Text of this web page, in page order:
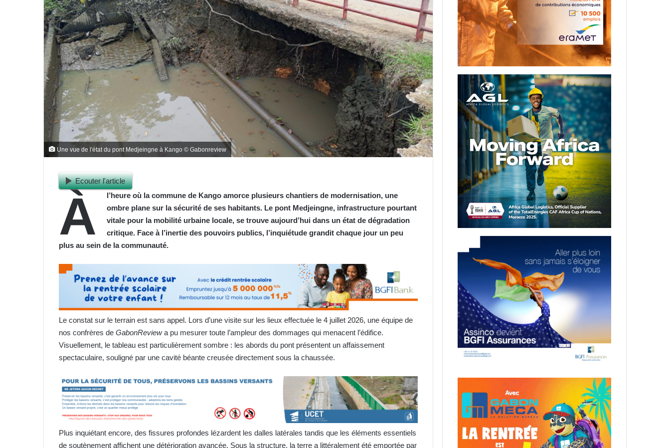
Une vue de l'état du pont Medjeingne à Kango © Gabonreview
Ecouter l'article
À
l’heure où la commune de Kango amorce plusieurs chantiers de modernisation, une
ombre plane sur la sécurité de ses habitants. Le pont Medjeingne, infrastructure pourtant
vitale pour la mobilité urbaine locale, se trouve aujourd’hui dans un état de dégradation
critique. Face à l’inertie des pouvoirs publics, l’inquiétude grandit chaque jour un peu
plus au sein de la communauté.
Le constat sur le terrain est sans appel. Lors d’une visite sur les lieux effectuée le 4 juillet 2026, une équipe de
nos confrères de GabonReviewa pu mesurer toute l’ampleur des dommages qui menacent l’édifice.
Visuellement, le tableau est particulièrement sombre : les abords du pont présentent un affaissement
spectaculaire, souligné par une cavité béante creusée directement sous la chaussée.
Plus inquiétant encore, des fissures profondes lézardent les dalles latérales tandis que les éléments essentiels
de soutènement affichent une détérioration avancée. Sous la structure, la terre a littéralement été emportée par